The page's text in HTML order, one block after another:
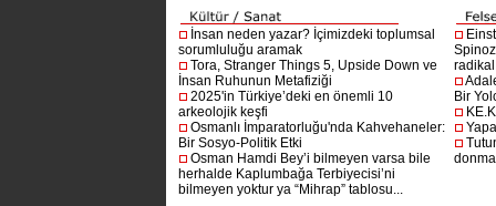
İnsan neden yazar? İçimizdeki toplumsal
sorumluluğu aramak
Tora, Stranger Things 5, Upside Down ve
İnsan Ruhunun Metafiziği
2025'in Türkiye’deki en önemli 10
arkeolojik keşfi
Osmanlı İmparatorluğu'nda Kahvehaneler:
Bir Sosyo-Politik Etki
Osman Hamdi Bey’i bilmeyen varsa bile
herhalde Kaplumbağa Terbiyecisi’ni
bilmeyen yoktur ya “Mihrap” tablosu...
Bir